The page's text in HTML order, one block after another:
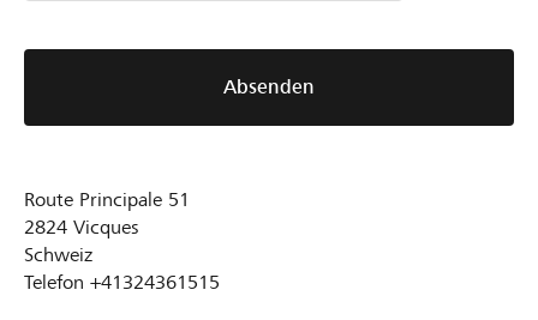
Absenden
Route Principale 51
2824 Vicques
Schweiz
Telefon +41324361515